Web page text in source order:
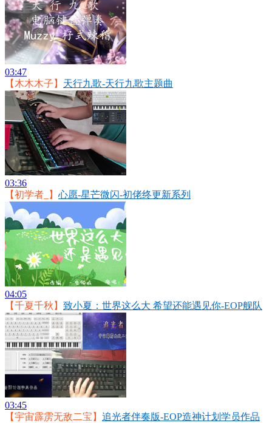
03:47
【木木木子】 天行九歌-天行九歌主题曲
03:36
【初学者_】 心愿-星芒微闪-初佬终更新系列
04:05
【千夏千秋】 致小夏：世界这么大 希望还能遇见你-EOP舰队
03:45
【宇宙霹雳无敌二宝】 追光者伴奏版-EOP造神计划学员作品